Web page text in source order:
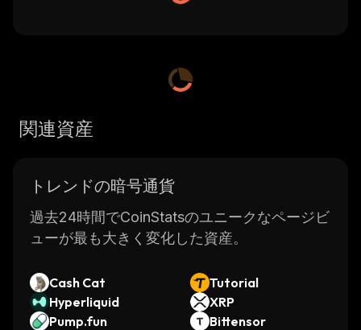
関連資産
トレンドの暗号通貨
過去24時間でCoinStatsのユニークなページビ
ューが最も大きく変化した資産。
Cash Cat
Tutorial
Hyperliquid
XRP
Pump.fun
Bittensor